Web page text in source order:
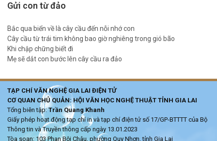
Gửi con từ đảo
Bắc qua biển về là cây cầu đến nỗi nhớ con
Cây cầu từ trái tim không bao giờ nghiêng trong gió bão
Khi chập chững biết đi
Mẹ sẽ dắt con bước lên cây cầu ra đảo
TẠP CHÍ VĂN NGHỆ GIA LAI ĐIỆN TỬ
CƠ QUAN CHỦ QUẢN: HỘI VĂN HỌC NGHỆ THUẬT TỈNH GIA LAI
Tổng biên tập:Trần Quang Khanh
Giấy phép hoạt động tạp chí in và tạp chí điện tử số 17/GP-BTTTT của Bộ
Thông tin và Truyền thông cấp ngày 13.01.2023
Tòa soạn: 103 Phan Bội Châu, phường Quy Nhơn, tỉnh Gia Lai